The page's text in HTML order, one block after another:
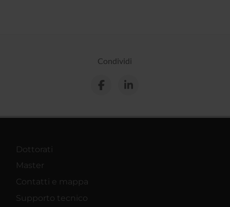
Condividi
Dottorati
Master
Contatti e mappa
Supporto tecnico